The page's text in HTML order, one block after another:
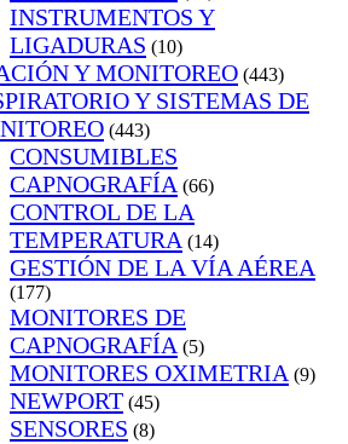
INSTRUMENTOS Y
LIGADURAS (10)
Y MONITOREO (443)
Y SISTEMAS DE
(443)
CONSUMIBLES
CAPNOGRAFÍA (66)
CONTROL DE LA
TEMPERATURA (14)
GESTIÓN DE LA VÍA AÉREA
(177)
MONITORES DE
CAPNOGRAFÍA (5)
MONITORES OXIMETRIA (9)
NEWPORT (45)
SENSORES (8)